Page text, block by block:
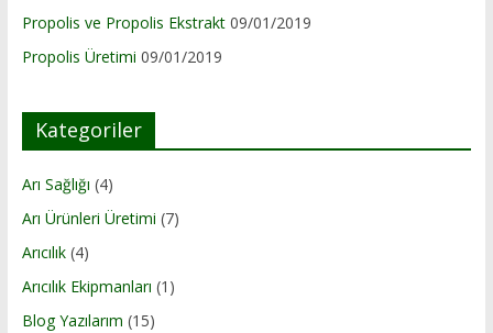
Propolis ve Propolis Ekstrakt 09/01/2019
Propolis Üretimi 09/01/2019
Kategoriler
Arı Sağlığı (4)
Arı Ürünleri Üretimi (7)
Arıcılık(4)
Arıcılık Ekipmanları (1)
Blog Yazılarım (15)